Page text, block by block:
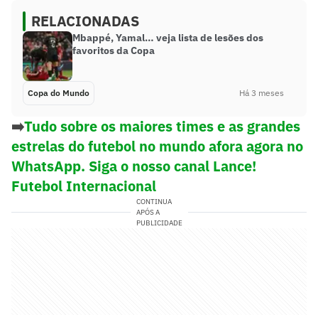
RELACIONADAS
Mbappé, Yamal… veja lista de lesões dos
favoritos da Copa
Copa do Mundo Há 3 meses
➡️Tudo sobre os maiores times e as grandes
estrelas do futebol no mundo afora agora no
WhatsApp. Siga o nosso canal Lance!
Futebol Internacional
CONTINUA
APÓS A
PUBLICIDADE